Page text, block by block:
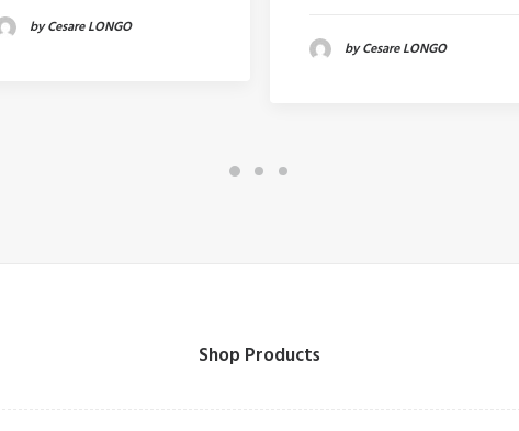
by Cesare LONGO
by Cesare LONGO
Shop Products